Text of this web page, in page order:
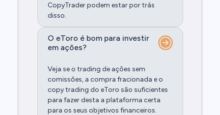
CopyTrader podem estar por trás
disso.
O eToro é bom para investir
em ações?
Veja se o trading de ações sem
comissões, a compra fracionada e o
copy trading do eToro são suficientes
para fazer desta a plataforma certa
para os seus objetivos financeiros.